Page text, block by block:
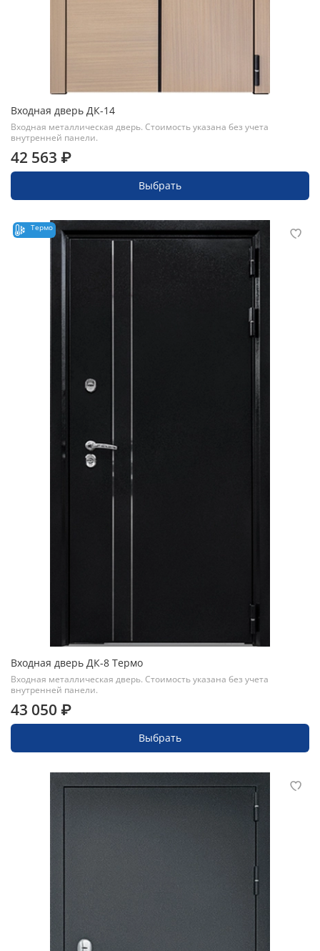
Входная дверь ДК-14
Входная металлическая дверь. Стоимость указана без учета
внутренней панели.
42 563 ₽
Выбрать
Термо
Входная дверь ДК-8 Термо
Входная металлическая дверь. Стоимость указана без учета
внутренней панели.
43 050 ₽
Выбрать